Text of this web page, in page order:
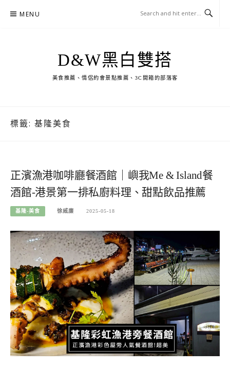
MENU
D&W黑白雙搭
美食推薦、情侶約會景點推薦、3C開箱的部落客
標籤: 基隆美食
正濱漁港咖啡廳餐酒館｜嶼我Me & Island餐
酒館-港景第一排私廚料理、甜點飲品推薦
基隆-美食 徐威廉 2025-05-18